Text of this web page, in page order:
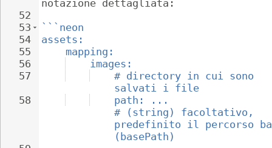
52
53
54
55
56
57
58
notazione dettagliata:
```neon
assets:
mapping:
images:
# directory in cui sono
salvati i file
path:
# (string) facoltativo,
predefinito il percorso
(basePath)